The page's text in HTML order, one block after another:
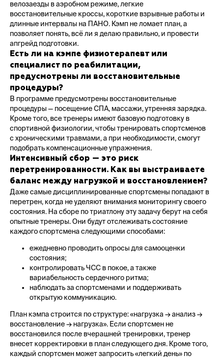
велозаезды в аэробном режиме, легкие
восстановительные кроссы, короткие взрывные работы и
длинные интервалы на ПАНО. Кэмп не ломает план, а
позволяет понять, всё ли я делаю правильно, и провести
апгрейд подготовки.
Есть ли на кэмпе физиотерапевт или
специалист по реабилитации,
предусмотрены ли восстановительные
процедуры?
В программе предусмотрены восстановительные
процедуры — посещение СПА, массажи, утренняя зарядка.
Кроме того, все тренеры имеют базовую подготовку в
спортивной физиологии, чтобы тренировать спортсменов
с хроническими травмами, а при необходимости, смогут
подобрать компенсационные упражнения.
Интенсивный сбор — это риск
перетренированности. Как вы выстраиваете
баланс между нагрузкой и восстановлением?
Даже самые дисциплинированные спортсмены попадают в
перетрен, когда не уделяют внимания мониторингу своего
состояния. На сборе по триатлону эту задачу берут на себя
опытные тренеры. Они будут отслеживать состояние
каждого спортсмена следующими способами:
ежедневно проводить опросы для самооценки
состояния;
контролировать ЧСС в покое, а также
вариабельность сердечного ритма;
наблюдать за спортсменами и поддерживать
открытую коммуникацию.
План кэмпа строится по структуре: «нагрузка → анализ →
восстановление → нагрузка». Если спортсмен не
восстановился после вчерашней тренировки, тренер
внесет корректировки в план следующего дня. Кроме того,
каждый спортсмен может запросить «легкий день» по